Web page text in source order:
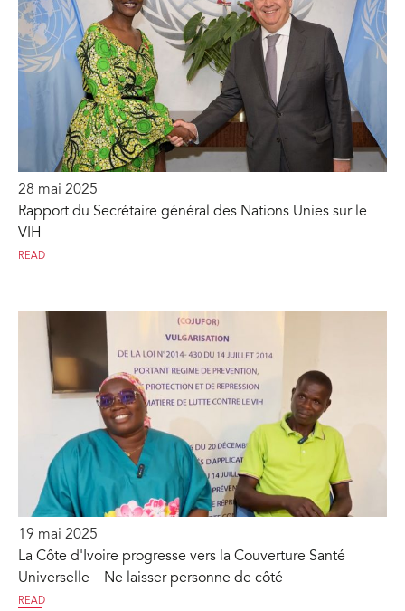
28 mai 2025
Rapport du Secrétaire général des Nations Unies sur le
VIH
READ
19 mai 2025
La Côte d'Ivoire progresse vers la Couverture Santé
Universelle – Ne laisser personne de côté
READ